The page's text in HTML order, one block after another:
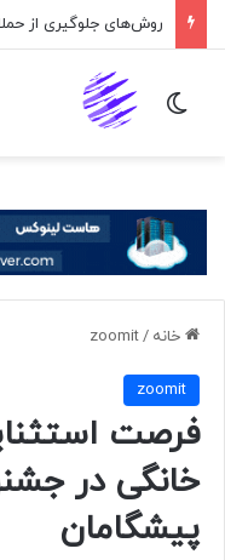
تغییر پوسته
خانه /
zoomit
zoomit
فرصت
خانگی در
پیشگامان